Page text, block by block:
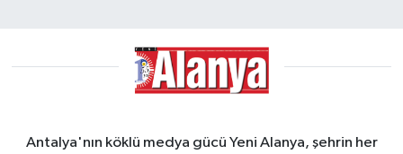
Antalya'nın köklü medya gücü Yeni Alanya, şehrin her